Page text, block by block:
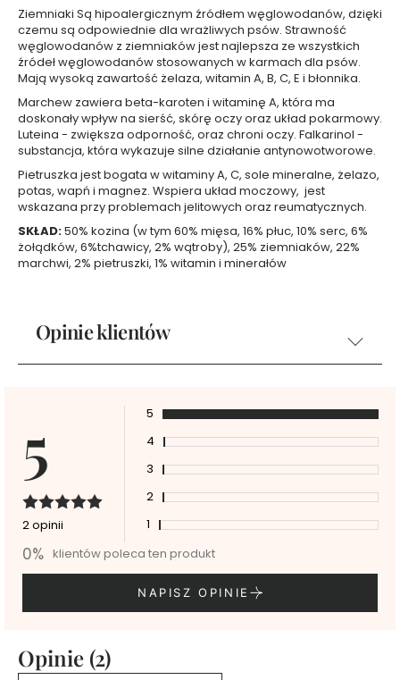
r
y
s
z
n
i
c
p
e
r
f
u
m
o
n
e
e
t
y
k
d
o
m
j
u
o
s
Ziemniaki Są hipoalergicznym źródłem węglowodanów, dzięki
czemu są odpowiednie dla wrażliwych psów. Strawność
węglowodanów z ziemniaków jest najlepsza ze wszystkich
źródeł węglowodanów stosowanych w karmach dla psów.
Mają wysoką zawartość żelaza, witamin A, B, C, E i błonnika.
Marchew zawiera beta-karoten i witaminę A, która ma
doskonały wpływ na sierść, skórę oczy oraz układ pokarmowy.
Luteina - zwiększa odporność, oraz chroni oczy. Falkarinol -
substancja, która wykazuje silne działanie antynowotworowe.
Pietruszka jest bogata w witaminy A, C, sole mineralne, żelazo,
potas, wapń i magnez. Wspiera układ moczowy, jest
wskazana przy problemach jelitowych oraz reumatycznych.
SKŁAD:50% kozina (w tym 60% mięsa, 16% płuc, 10% serc, 6%
żołądków, 6%tchawicy, 2% wątroby), 25% ziemniaków, 22%
marchwi, 2% pietruszki, 1% witamin i minerałów
Opinie klientów
5
2 opinii
5
4
3
2
1
0% klientów poleca ten produkt
NAPISZ OPINIE
Opinie (2)